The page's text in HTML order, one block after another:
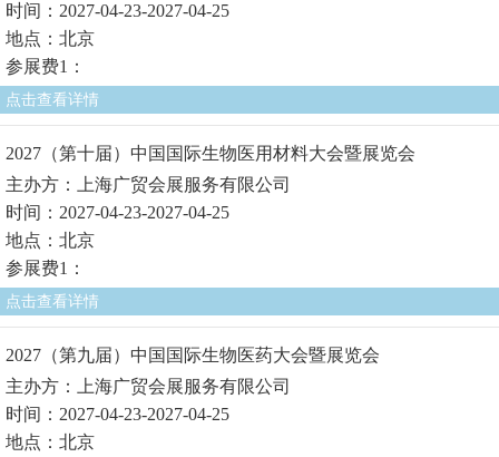
时间：2027-04-23-2027-04-25
地点：北京
参展费1：
点击查看详情
2027（第十届）中国国际生物医用材料大会暨展览会
主办方：上海广贸会展服务有限公司
时间：2027-04-23-2027-04-25
地点：北京
参展费1：
点击查看详情
2027（第九届）中国国际生物医药大会暨展览会
主办方：上海广贸会展服务有限公司
时间：2027-04-23-2027-04-25
地点：北京